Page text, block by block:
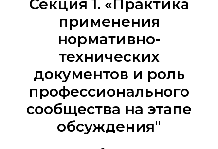
Секция 1. «Практика
применения
нормативно-
технических
документов и роль
профессионального
сообщества на этапе
обсуждения"